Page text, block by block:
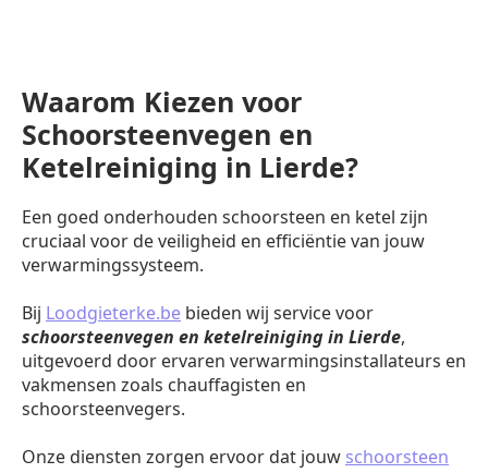
Waarom Kiezen voor
Schoorsteenvegen en
Ketelreiniging in Lierde?
Een goed onderhouden schoorsteen en ketel zijn
cruciaal voor de veiligheid en efficiëntie van jouw
verwarmingssysteem.
Bij Loodgieterke.be bieden wij service voor
schoorsteenvegen en ketelreiniging in Lierde,
uitgevoerd door ervaren verwarmingsinstallateurs en
vakmensen zoals chauffagisten en
schoorsteenvegers.
Onze diensten zorgen ervoor dat jouw schoorsteen